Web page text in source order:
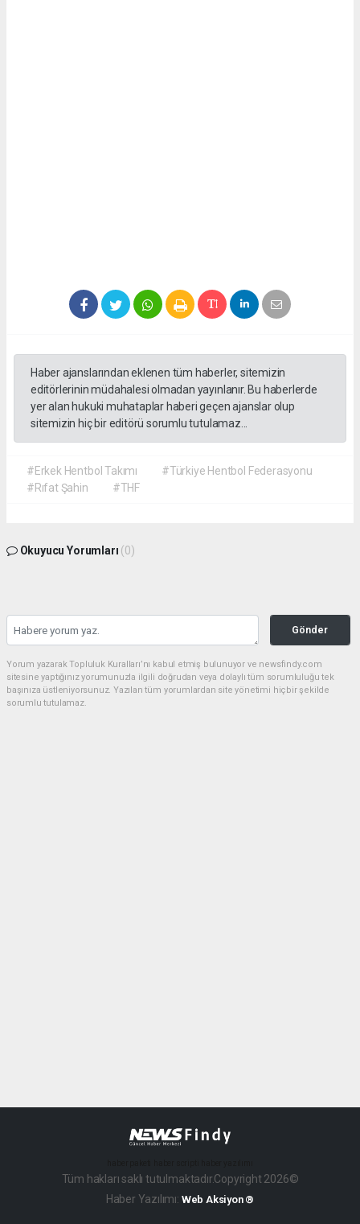
Haber ajanslarından eklenen tüm haberler, sitemizin
editörlerinin müdahalesi olmadan yayınlanır. Bu haberlerde
yer alan hukuki muhataplar haberi geçen ajanslar olup
sitemizin hiç bir editörü sorumlu tutulamaz...
#Erkek Hentbol Takımı
#Türkiye Hentbol Federasyonu
#Rıfat Şahin
#THF
Okuyucu Yorumları (0)
Gönder
Yorum yazarak Topluluk Kuralları’nı kabul etmiş bulunuyor ve newsfindy.com
sitesine yaptığınız yorumunuzla ilgili doğrudan veya dolaylı tüm sorumluluğu tek
başınıza üstleniyorsunuz. Yazılan tüm yorumlardan site yönetimi hiçbir şekilde
sorumlu tutulamaz.
Tüm hakları saklı tutulmaktadır.Copyright 2026©
Haber Yazılımı: Web Aksiyon ®